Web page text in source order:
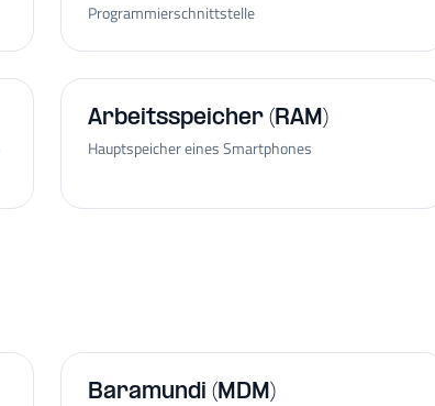
Programmierschnittstelle
Arbeitsspeicher (RAM)
Hauptspeicher eines Smartphones
Baramundi (MDM)